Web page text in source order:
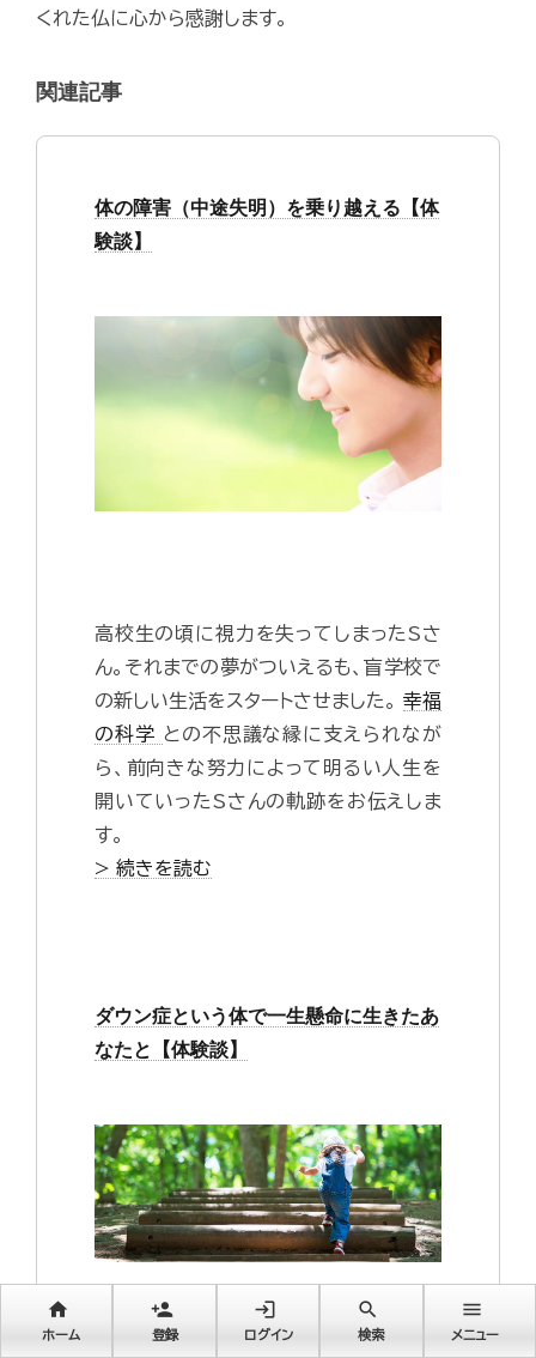
くれた仏に心から感謝します。
関連記事
体の障害（中途失明）を乗り越える【体
験談】
高校生の頃に視力を失ってしまったSさ
ん。それまでの夢がついえるも、盲学校で
の新しい生活をスタートさせました。 幸福
の科学 との不思議な縁に支えられなが
ら、前向きな努力によって明るい人生を
開いていったSさんの軌跡をお伝えしま
す。
> 続きを読む
ダウン症という体で一生懸命に生きたあ
なたと【体験談】
home
ホーム
person_add
登録
login
ログイン
search
検索
menu
メニュー